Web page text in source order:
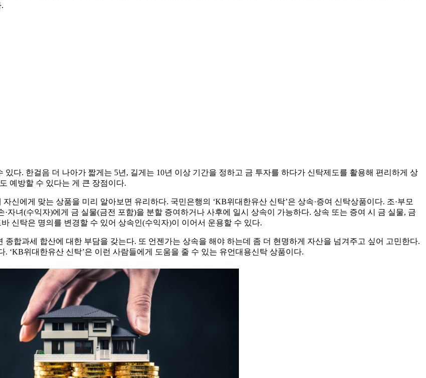
다. 한걸음 더 나아가 짧게는 5년, 길게는 10년 이상 기간을 정하고 금 투자를 하다가 신탁제도를 활용해 편리하게 상
예방할 수 있다는 게 큰 장점이다.
신에게 맞는 상품을 미리 알아보면 유리하다. 국민은행의 ‘KB위대한유산 신탁’은 상속·증여 신탁상품이다. 조·부모
자녀(수익자)에게 금 실물(금전 포함)을 분할 증여하거나 사후에 일시 상속이 가능하다. 상속 또는 증여 시 금 실물, 금
신탁은 명의를 변경할 수 있어 상속인(수익자)이 이어서 운용할 수 있다.
합과세 합산에 대한 부담을 갖는다. 또 언젠가는 상속을 해야 하는데 좀 더 현명하게 자산을 넘겨주고 싶어 고민한다.
‘KB위대한유산 신탁’은 이런 사람들에게 도움을 줄 수 있는 유언대용신탁 상품이다.